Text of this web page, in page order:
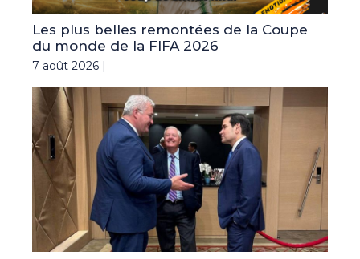
Les plus belles remontées de la Coupe
du monde de la FIFA 2026
7 août 2026 |